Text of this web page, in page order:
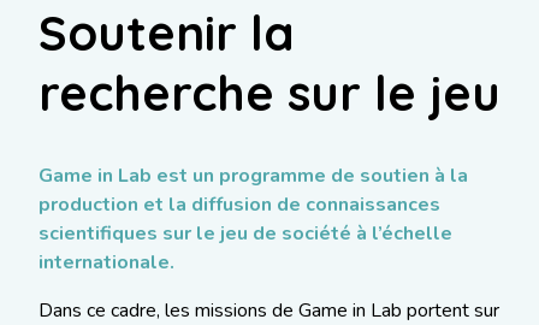
Soutenir la
recherche sur le jeu
Game in Lab est un programme de soutien à la
production et la diffusion de connaissances
scientifiques sur le jeu de société à l’échelle
internationale.
Dans ce cadre, les missions de Game in Lab portent sur